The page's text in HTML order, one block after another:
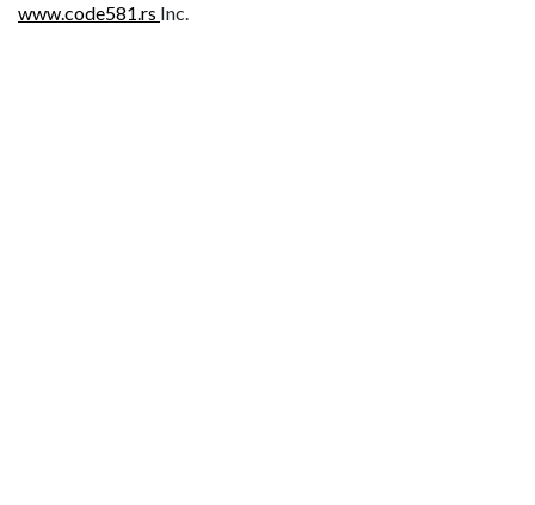
www.code581.rs Inc.